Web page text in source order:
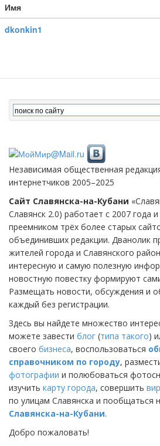
Имя
dkonkin1
Независимая общественная
интернетчиков 2005–2025
Сайт Славянска-на-Кубани
Славянск 2.0) работает с 2007 года
преемником трёх более старых
объединивших редакции. Дванолик
жителей города и Славянского
интересную и самую полезную
новостную повестку формируют
Размещать новости, обсуждения и
каждый без регистрации.
Здесь вы найдете множество
можете завести блог (типа такого)
своего бизнеса, воспользоваться
справочником по городу,
фотографии и полюбоваться
изучить карту города, совершить
по улицам Славянска и пообщаться
Славянска-на-Кубани.
Добро пожаловать!